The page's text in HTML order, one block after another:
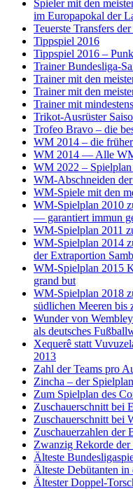
Spieler mit den
im Europapokal der
Teuerste Transfers
Tippspiel 2016
Tippspiel 2016 –
Trainer Bundesliga-
Trainer mit den
Trainer mit den
Trainer mit
Trikot-Ausrüster
Trofeo Bravo – die
WM 2014 – die
WM 2014 — Alle
WM 2022 –
WM-Abschneiden
WM-Spiele mit den
WM-Spielplan 2010
— garantiert immun
WM-Spielplan 2011
WM-Spielplan 2014
der Extraportion
WM-Spielplan 2015
grand but
WM-Spielplan 2018
südlichen Meeren bis
Wunder von
als deutsches
Xequerê statt
2013
Zahl der Teams pro
Zincha – der
Zum Spielplan des
Zuschauerschnitt bei
Zuschauerschnitt bei
Zuschauerzahlen der
Zwanzig Rekorde der
Älteste
Älteste Debütanten
Ältester Doppel-